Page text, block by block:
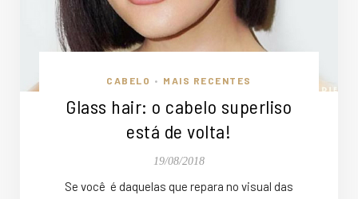
CABELO • MAIS RECENTES
Glass hair: o cabelo superliso
está de volta!
19/08/2018
Se você é daquelas que repara no visual das